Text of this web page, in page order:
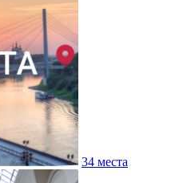
34 места